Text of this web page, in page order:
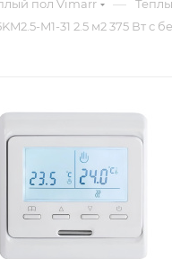
пол Vimarr —
M1-31 2.5 м2 375 Вт